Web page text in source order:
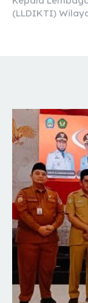
(LLDIKTI)